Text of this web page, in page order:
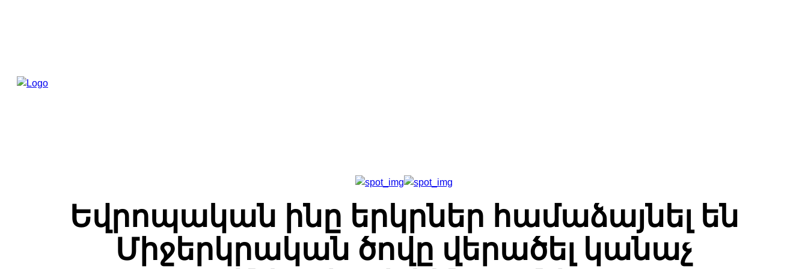
Եվրոպական ինը երկրներ համաձայնել են
Միջերկրական ծովը վերածել կանաչ